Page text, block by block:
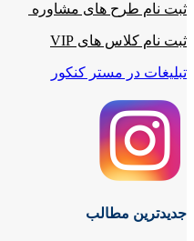
ثبت نام طرح های مشاوره
ثبت نام کلاس های VIP
تبلیغات در مستر کنکور
جدیدترین مطالب